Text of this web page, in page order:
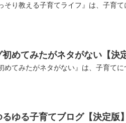
そり教える子育てライフ』は、子育
めてみたがネタがない【決
めてみたがネタがない』は、子育て
ゆる子育てブログ【決定版】